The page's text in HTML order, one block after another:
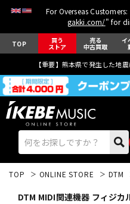
For Overseas
gakki.com/" for
TOP 買う
ストア
売る
中古買取
イ
【重要】熊本県で発生した地
TOP ONLINE STORE DTM
DTM MIDI関連機器 フィジ